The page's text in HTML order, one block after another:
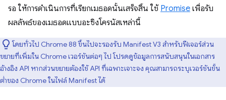
รอ ให้การดำเนินการที่เรียกเมธอดนั้นเสร็จสิ้น ใช้ Promise เพื่อรับ
ผลลัพธ์ของเมธอดแบบอะซิงโครนัสเหล่านี้
โดยทั่วไป Chrome 88 ขึ้นไปจะรองรับ Manifest V3 สำหรับฟีเจอร์ส่วน
ขยายที่เพิ่มใน Chrome เวอร์ชันต่อๆ ไป โปรดดูข้อมูลการสนับสนุนในเอกสาร
อ้างอิง API หากส่วนขยายต้องใช้ API ที่เฉพาะเจาะจง คุณสามารถระบุเวอร์ชันขั้น
ต่ำของ Chrome ในไฟล์ Manifest ได้